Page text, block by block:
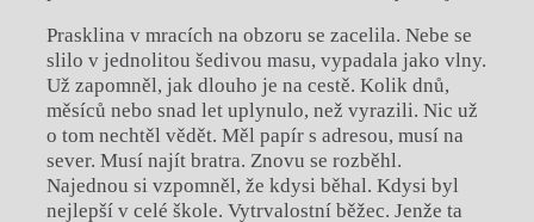
Prasklina v mracích na obzoru se zacelila. Nebe se
slilo v jednolitou šedivou masu, vypadala jako vlny.
Už zapomněl, jak dlouho je na cestě. Kolik dnů,
měsíců nebo snad let uplynulo, než vyrazili. Nic už
o tom nechtěl vědět. Měl papír s adresou, musí na
sever. Musí najít bratra. Znovu se rozběhl.
Najednou si vzpomněl, že kdysi běhal. Kdysi byl
nejlepší v celé škole. Vytrvalostní běžec. Jenže ta